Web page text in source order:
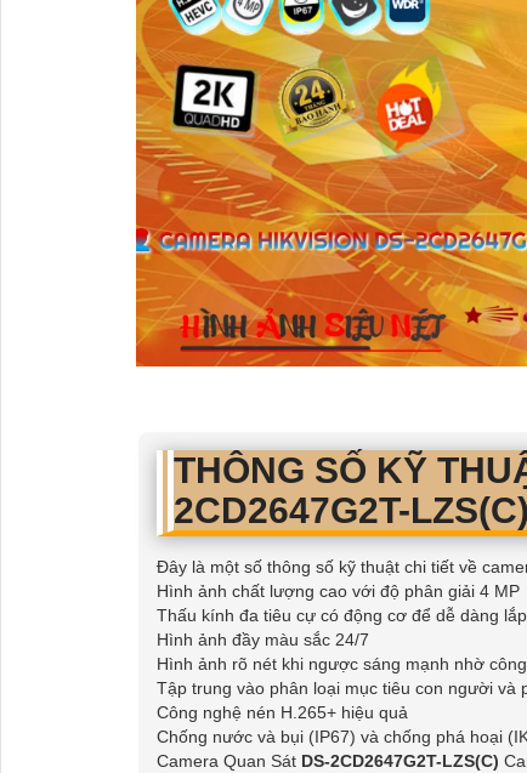
THÔNG SỐ KỸ
2CD2647G2T-LZS(C)
Đây là một số thông số kỹ thuật chi tiết về
Hình ảnh chất lượng cao với độ phân giải 4 MP
Thấu kính đa tiêu cự có động cơ để dễ dàng
Hình ảnh đầy màu sắc 24/7
Hình ảnh rõ nét khi ngược sáng mạnh nhờ
Tập trung vào phân loại mục tiêu con người và
Công nghệ nén H.265+ hiệu quả
Chống nước và bụi (IP67) và chống phá hoại
Camera Quan Sát DS-2CD2647G2T-LZS(C)